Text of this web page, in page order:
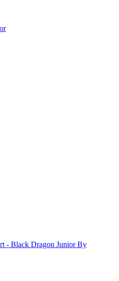
- Black Dragon Junior By